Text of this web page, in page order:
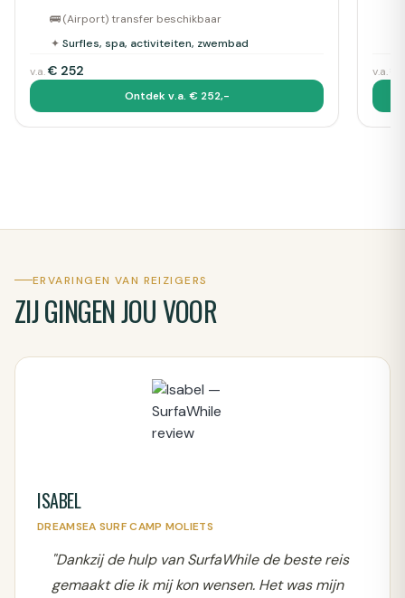
🚌(Airport) transfer beschikbaar
✦ Surfles, spa, activiteiten, zwembad
v.a.€ 252
Ontdek v.a. € 252,-
v.a.
ERVARINGEN VAN REIZIGERS
ZIJ GINGEN JOU VOOR
ISABEL
DREAMSEA SURF CAMP MOLIETS
"Dankzij de hulp van SurfaWhile de beste reis
gemaakt die ik mij kon wensen. Het was mijn